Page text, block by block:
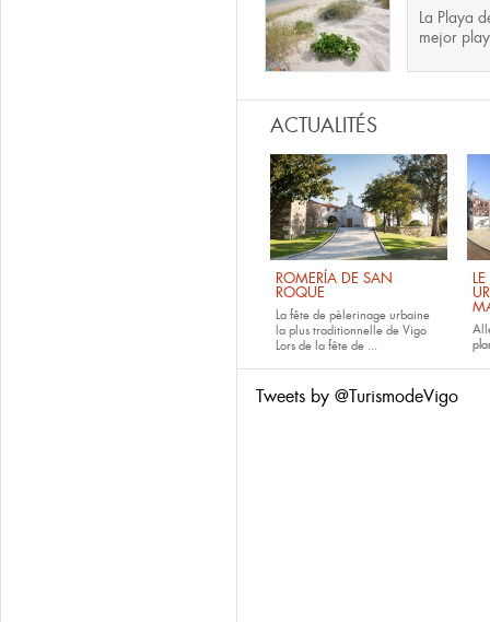
La Playa
mejor
ACTUALITÉS
ROMERÍA DE SAN
ROQUE
La fête de pèlerinage urbaine
la plus traditionnelle de Vigo
Lors de la fête de ...
Tweets by @TurismodeVigo